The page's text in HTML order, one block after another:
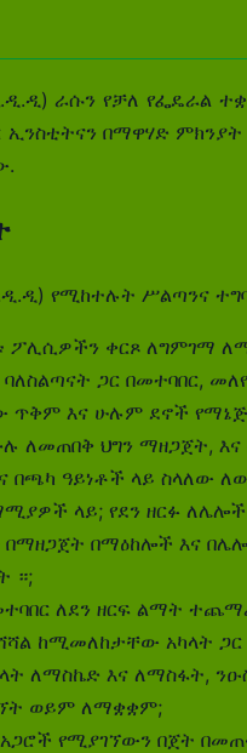
ራሱን የቻለ የፌዴራል
በማዋሃድ ምክንያት
የሚከተሉት ሥልጣንና
ፖሊሲዎችን ቀርጾ ለግምገማ
ጋር በመተባበር,
እና ሁሉም ደኖች
ለመጠበቅ ህግን ማዘጋጀት,
በጫካ ዓይነቶች ላይ ስላለው
ላይ; የደን ​​ዘርፉ ለሌሎች
በማዕከሎች እና
።;
ለደን ዘርፍ ልማት
ከሚመለከታቸው አካላት ጋር
ለማስኬድ እና ለማስፋት,
ወይም ለማቋቋም;
የሚያገኘውን በጀት